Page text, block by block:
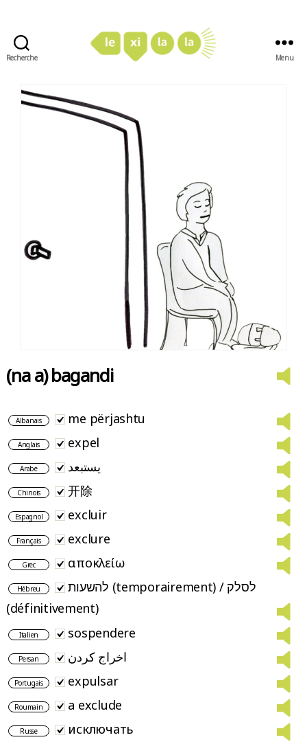
Recherche Menu
(na a) bagandi
Albanais me përjashtu
Anglais expel
Arabe يستبعد
Chinois 开除
Espagnol excluir
Français exclure
Grec αποκλείω
Hébreu
להשעות (temporairement) / לסלק
(définitivement)
Italien sospendere
Persan اخراج کردن
Portugais expulsar
Roumain a exclude
Russe исключать